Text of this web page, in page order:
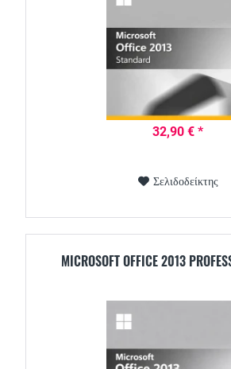
32,90 € *
Σελιδοδείκτης
MICROSOFT OFFICE 2013